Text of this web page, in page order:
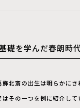
礎を学んだ春朗時
北斎の出生は明らかにさ
その一つを例に紹介して